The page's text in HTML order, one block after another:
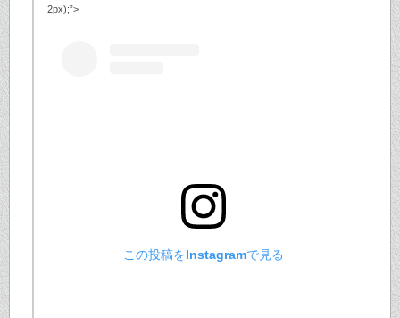
2px);”>
この投稿をInstagramで見る